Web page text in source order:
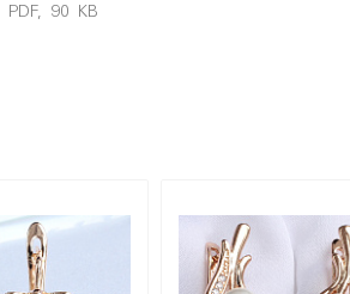
PDF, 90 KB